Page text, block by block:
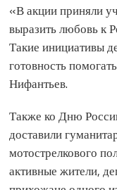
«В акции приняли
выразить любовь к
Такие инициативы
готовность
Нифантьев.
Также ко Дню
доставили
мотострелкового
активные жители,